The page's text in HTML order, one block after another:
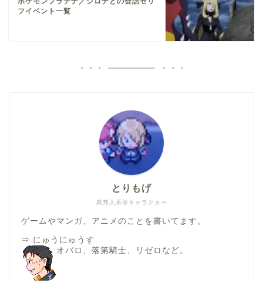
フイベント一覧
異邦人系珍キャラクター
とりもげ
ゲームやマンガ、アニメのことを書いてます。
⇒ にゅうにゅうす
オバロ、落第騎士、リゼロなど。